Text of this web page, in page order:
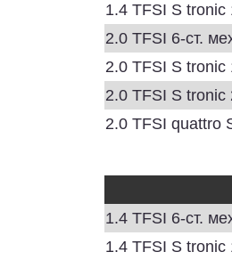
1.4 TFSI S tronic
2.0 TFSI 6-ст.
2.0 TFSI S tronic
2.0 TFSI S tronic
2.0 TFSI quattro
1.4 TFSI 6-ст.
1.4 TFSI S tronic